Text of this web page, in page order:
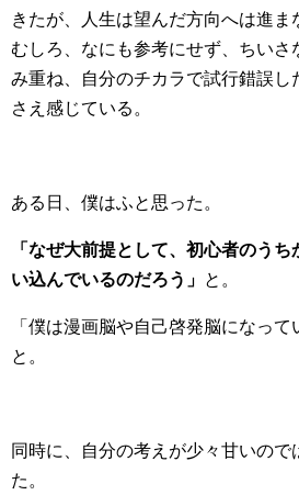
きたが、人生は望んだ方向へは進ま
むしろ、なにも参考にせず、ちいさ
み重ね、自分のチカラで試行錯誤し
さえ感じている。
ある日、僕はふと思った。
「なぜ大前提として、初心者のう
い込んでいるのだろう」 と。
「僕は漫画脳や自己啓発脳になって
と。
同時に、自分の考えが少々甘いので
た。